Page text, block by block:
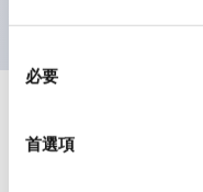
必要
首選項